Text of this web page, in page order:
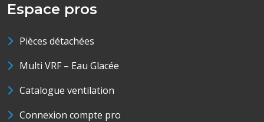
Espace pros
Pièces détachées
Multi VRF – Eau Glacée
Catalogue ventilation
Connexion compte pro